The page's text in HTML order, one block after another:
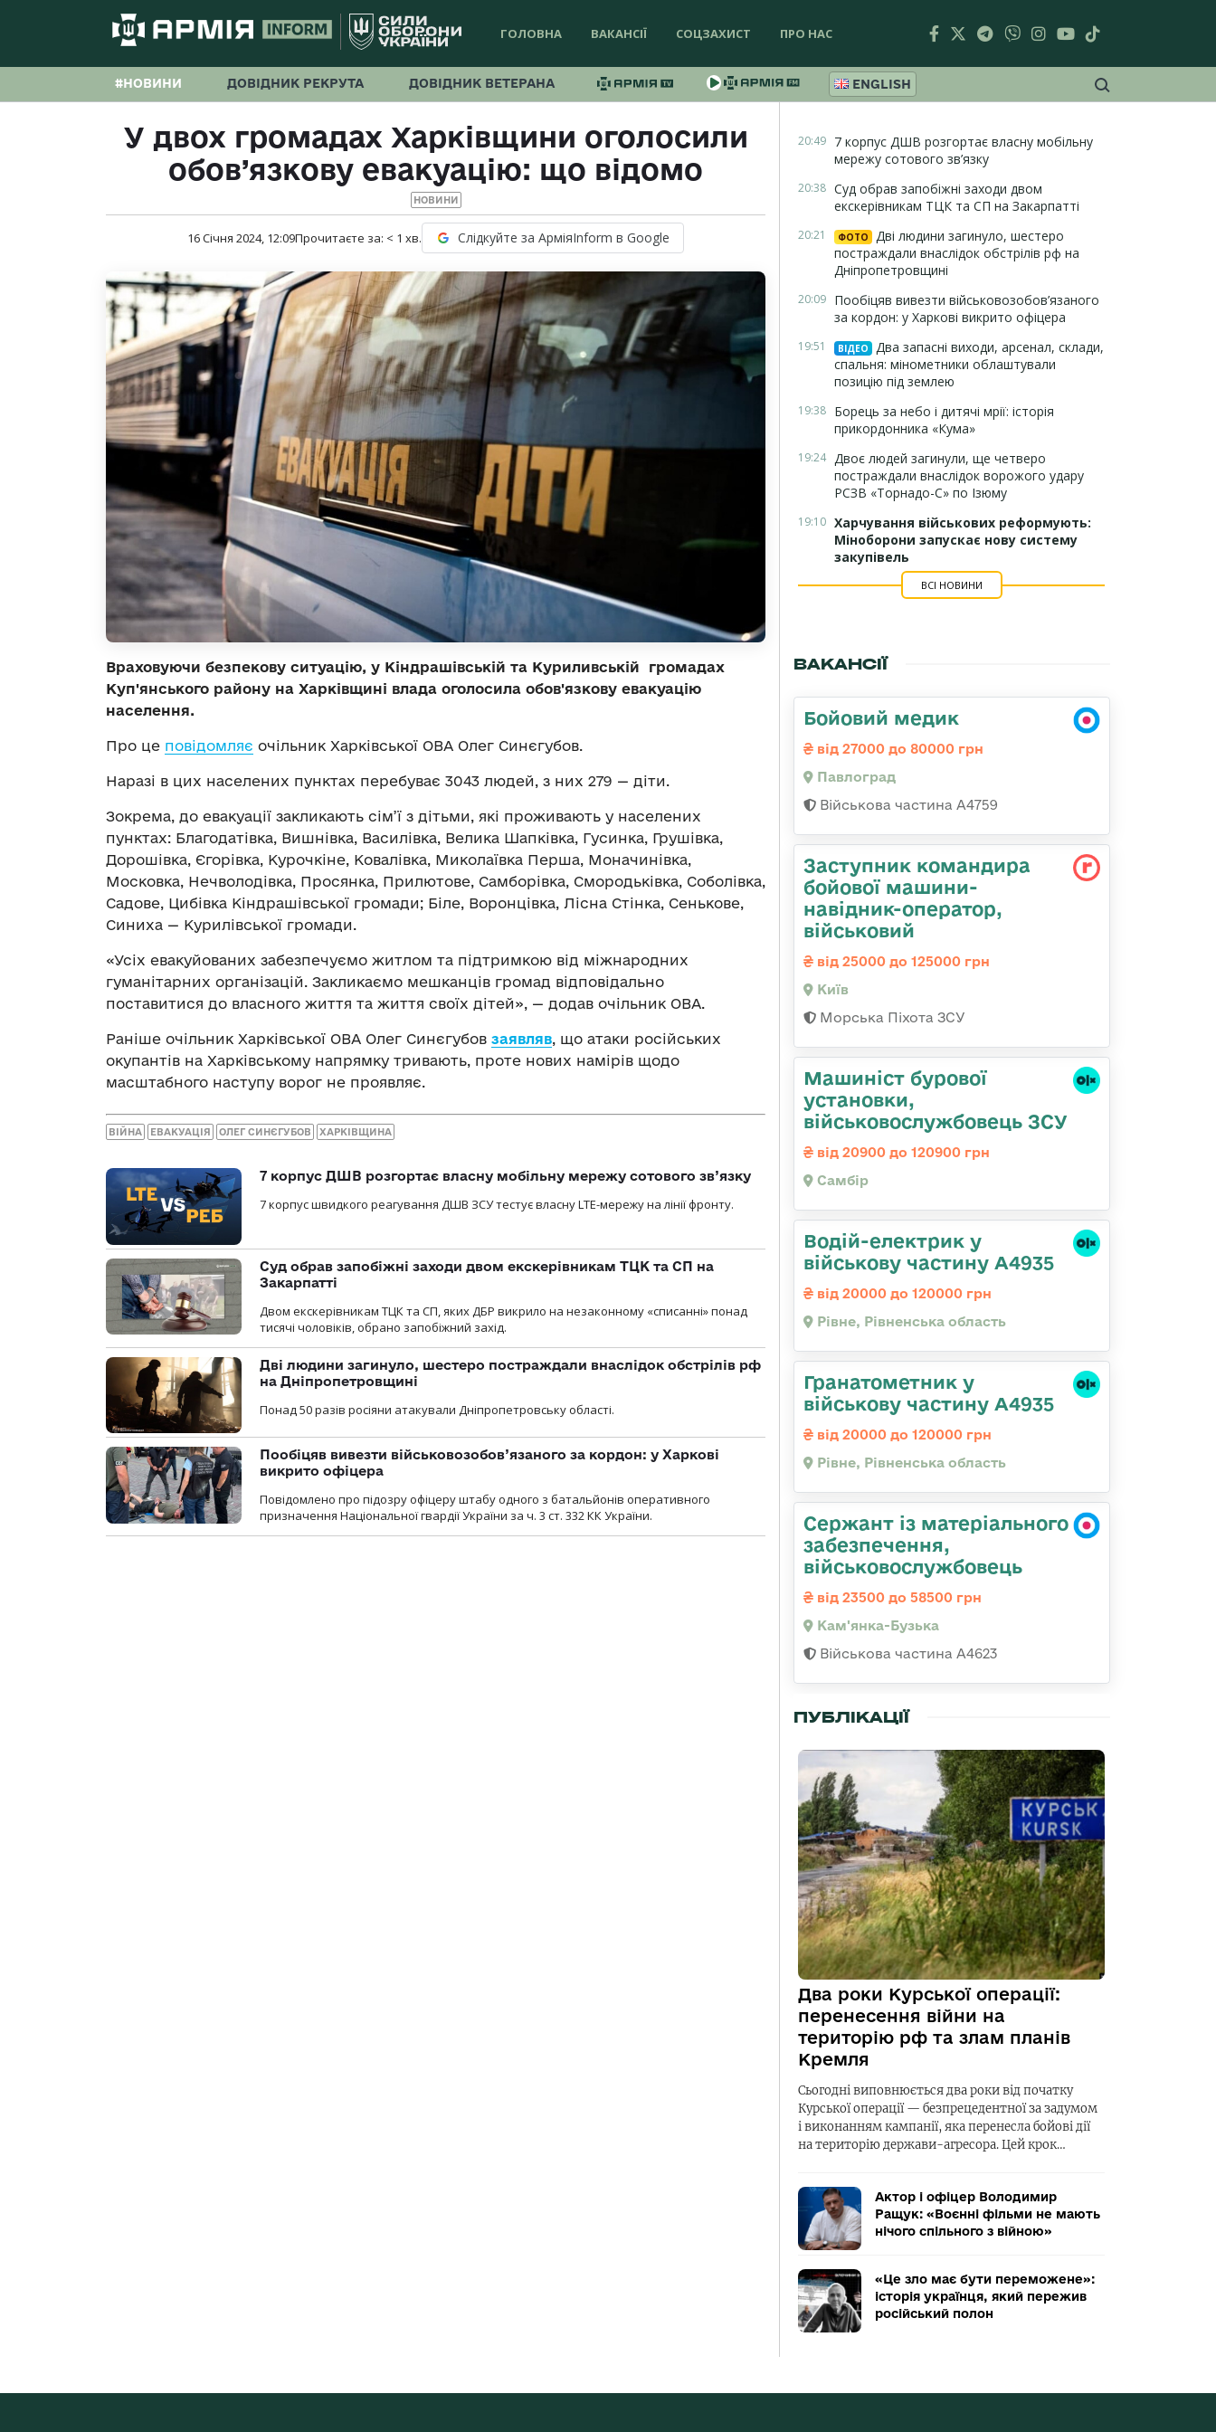
ГОЛОВНА ВАКАНСІЇ СОЦЗАХИСТ ПРО НАС
#НОВИНИ ДОВІДНИК РЕКРУТА ДОВІДНИК ВЕТЕРАНА ENGLISH
У двох громадах Харківщини оголосили
обов’язкову евакуацію: що відомо
НОВИНИ
16 Січня 2024, 12:09Прочитаєте за: < 1 хв. Слідкуйте за АрміяInform в Google
Враховуючи безпекову ситуацію, у Кіндрашівській та Куриливській громадах
Куп'янського району на Харківщині влада оголосила обов'язкову евакуацію
населення.
Про це повідомляє очільник Харківської ОВА Олег Синєгубов.
Наразі в цих населених пунктах перебуває 3043 людей, з них 279 — діти.
Зокрема, до евакуації закликають сім’ї з дітьми, які проживають у населених
пунктах: Благодатівка, Вишнівка, Василівка, Велика Шапківка, Гусинка, Грушівка,
Дорошівка, Єгорівка, Курочкіне, Ковалівка, Миколаївка Перша, Моначинівка,
Московка, Нечволодівка, Просянка, Прилютове, Самборівка, Смородьківка, Соболівка,
Садове, Цибівка Кіндрашівської громади; Біле, Воронцівка, Лісна Стінка, Сенькове,
Синиха — Курилівської громади.
«Усіх евакуйованих забезпечуємо житлом та підтримкою від міжнародних
гуманітарних організацій. Закликаємо мешканців громад відповідально
поставитися до власного життя та життя своїх дітей», — додав очільник ОВА.
Раніше очільник Харківської ОВА Олег Синєгубов заявляв, що атаки російських
окупантів на Харківському напрямку тривають, проте нових намірів щодо
масштабного наступу ворог не проявляє.
ВІЙНА ЕВАКУАЦІЯ ОЛЕГ СИНЄГУБОВ ХАРКІВЩИНА
7 корпус ДШВ розгортає власну мобільну мережу сотового зв’язку
7 корпус швидкого реагування ДШВ ЗСУ тестує власну LTE-мережу на лінії фронту.
Суд обрав запобіжні заходи двом екскерівникам ТЦК та СП на
Закарпатті
Двом екскерівникам ТЦК та СП, яких ДБР викрило на незаконному «списанні» понад
тисячі чоловіків, обрано запобіжний захід.
Дві людини загинуло, шестеро постраждали внаслідок обстрілів рф
на Дніпропетровщині
Понад 50 разів росіяни атакували Дніпропетровську області.
Пообіцяв вивезти військовозобов’язаного за кордон: у Харкові
викрито офіцера
Повідомлено про підозру офіцеру штабу одного з батальйонів оперативного
призначення Національної гвардії України за ч. 3 ст. 332 КК України.
20:49 7 корпус ДШВ розгортає власну мобільну
мережу сотового зв’язку
20:38 Суд обрав запобіжні заходи двом
екскерівникам ТЦК та СП на Закарпатті
20:21 ФОТО
Дві людини загинуло, шестеро
постраждали внаслідок обстрілів рф на
Дніпропетровщині
20:09 Пообіцяв вивезти військовозобов’язаного
за кордон: у Харкові викрито офіцера
19:51 ВІДЕО
Два запасні виходи, арсенал, склади,
спальня: мінометники облаштували
позицію під землею
19:38 Борець за небо і дитячі мрії: історія
прикордонника «Кума»
19:24 Двоє людей загинули, ще четверо
постраждали внаслідок ворожого удару
РСЗВ «Торнадо-С» по Ізюму
19:10 Харчування військових реформують:
Міноборони запускає нову систему
закупівель
ВСІ НОВИНИ
ВАКАНСІЇ
Бойовий медик
від 27000 до 80000 грн
Павлоград
Військова частина А4759
Заступник командиpа
бойової машини-
навідник-оператор,
військовий
від 25000 до 125000 грн
Київ
Морська Піхота ЗСУ
Машиніст бурової
установки,
військовослужбовець ЗСУ
від 20900 до 120900 грн
Самбір
Водій-електрик у
військову частину А4935
від 20000 до 120000 грн
Рівне, Рівненська область
Гранатометник у
військову частину А4935
від 20000 до 120000 грн
Рівне, Рівненська область
Сержант із матеріального
забезпечення,
військовослужбовець
від 23500 до 58500 грн
Кам'янка-Бузька
Військова частина А4623
ПУБЛІКАЦІЇ
Два роки Курської операції:
перенесення війни на
територію рф та злам планів
Кремля
Сьогодні виповнюється два роки від початку
Курської операції — безпрецедентної за задумом
і виконанням кампанії, яка перенесла бойові дії
на територію держави-агресора. Цей крок…
Актор і офіцер Володимир
Ращук: «Воєнні фільми не мають
нічого спільного з війною»
«Це зло має бути переможене»:
історія українця, який пережив
російський полон